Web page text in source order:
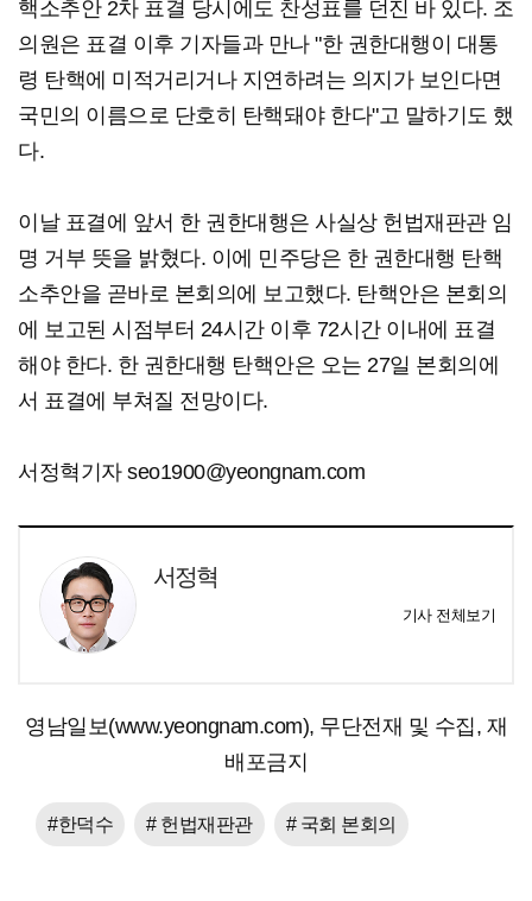
핵소추안 2차 표결 당시에도 찬성표를 던진 바 있다. 조
의원은 표결 이후 기자들과 만나 "한 권한대행이 대통
령 탄핵에 미적거리거나 지연하려는 의지가 보인다면
국민의 이름으로 단호히 탄핵돼야 한다"고 말하기도 했
다.
이날 표결에 앞서 한 권한대행은 사실상 헌법재판관 임
명 거부 뜻을 밝혔다. 이에 민주당은 한 권한대행 탄핵
소추안을 곧바로 본회의에 보고했다. 탄핵안은 본회의
에 보고된 시점부터 24시간 이후 72시간 이내에 표결
해야 한다. 한 권한대행 탄핵안은 오는 27일 본회의에
서 표결에 부쳐질 전망이다.
서정혁기자 seo1900@yeongnam.com
서정혁
기사 전체보기
영남일보(www.yeongnam.com), 무단전재 및 수집, 재
배포금지
#한덕수 # 헌법재판관 # 국회 본회의